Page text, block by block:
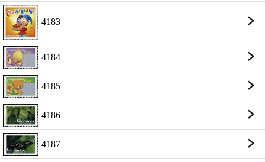
4183
4184
4185
4186
4187